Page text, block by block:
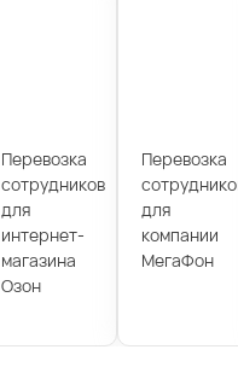
Перевозка
сотрудников
для
интернет-
магазина
Озон
Перевозка
для
компании
МегаФон